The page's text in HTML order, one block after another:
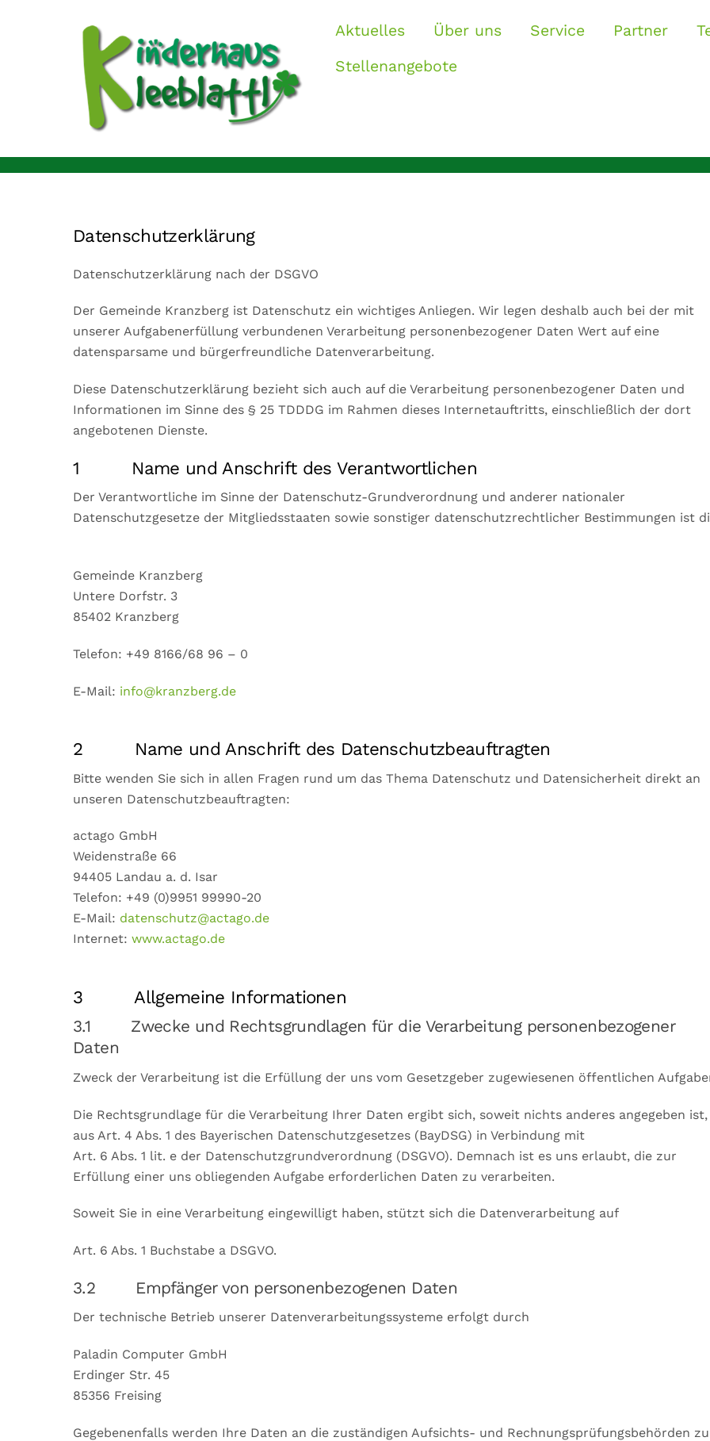
Aktuelles Über uns Service Partner
Stellenangebote
Datenschutzerklärung
Datenschutzerklärung nach der DSGVO
Der Gemeinde Kranzberg ist Datenschutz ein wichtiges Anliegen. Wir legen deshalb auch bei der mit
unserer Aufgabenerfüllung verbundenen Verarbeitung personenbezogener Daten Wert auf eine
datensparsame und bürgerfreundliche Datenverarbeitung.
Diese Datenschutzerklärung bezieht sich auch auf die Verarbeitung personenbezogener Daten und
Informationen im Sinne des § 25 TDDDG im Rahmen dieses Internetauftritts, einschließlich der dort
angebotenen Dienste.
1 Name und Anschrift des Verantwortlichen
Der Verantwortliche im Sinne der Datenschutz-Grundverordnung und anderer nationaler
Datenschutzgesetze der Mitgliedsstaaten sowie sonstiger datenschutzrechtlicher Bestimmungen ist
Gemeinde Kranzberg
Untere Dorfstr. 3
85402 Kranzberg
Telefon: +49 8166/68 96 – 0
E-Mail: info@kranzberg.de
2 Name und Anschrift des Datenschutzbeauftragten
Bitte wenden Sie sich in allen Fragen rund um das Thema Datenschutz und Datensicherheit direkt an
unseren Datenschutzbeauftragten:
actago GmbH
Weidenstraße 66
94405 Landau a. d. Isar
Telefon: +49 (0)9951 99990-20
E-Mail: datenschutz@actago.de
Internet: www.actago.de
3 Allgemeine Informationen
3.1 Zwecke und Rechtsgrundlagen für die Verarbeitung personenbezogener
Daten
Zweck der Verarbeitung ist die Erfüllung der uns vom Gesetzgeber zugewiesenen öffentlichen
Die Rechtsgrundlage für die Verarbeitung Ihrer Daten ergibt sich, soweit nichts anderes angegeben ist,
aus Art. 4 Abs. 1 des Bayerischen Datenschutzgesetzes (BayDSG) in Verbindung mit
Art. 6 Abs. 1 lit. e der Datenschutzgrundverordnung (DSGVO). Demnach ist es uns erlaubt, die zur
Erfüllung einer uns obliegenden Aufgabe erforderlichen Daten zu verarbeiten.
Soweit Sie in eine Verarbeitung eingewilligt haben, stützt sich die Datenverarbeitung auf
Art. 6 Abs. 1 Buchstabe a DSGVO.
3.2 Empfänger von personenbezogenen Daten
Der technische Betrieb unserer Datenverarbeitungssysteme erfolgt durch
Paladin Computer GmbH
Erdinger Str. 45
85356 Freising
Gegebenenfalls werden Ihre Daten an die zuständigen Aufsichts- und Rechnungsprüfungsbehörden